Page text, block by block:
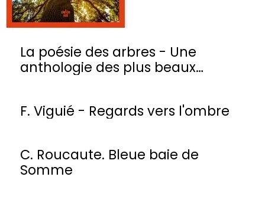
La poésie des arbres - Une
anthologie des plus beaux
F. Viguié - Regards vers l'ombre
C. Roucaute. Bleue baie de
Somme